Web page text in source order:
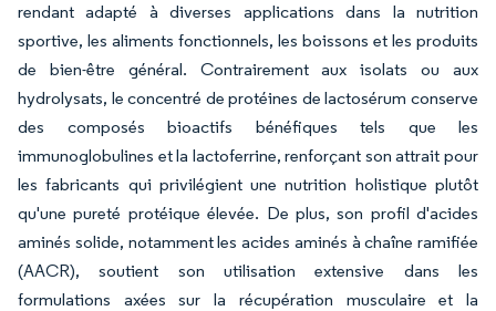
rendant adapté à diverses applications dans la nutrition
sportive, les aliments fonctionnels, les boissons et les produits
de bien-être général. Contrairement aux isolats ou aux
hydrolysats, le concentré de protéines de lactosérum conserve
des composés bioactifs bénéfiques tels que les
immunoglobulines et la lactoferrine, renforçant son attrait pour
les fabricants qui privilégient une nutrition holistique plutôt
qu'une pureté protéique élevée. De plus, son profil d'acides
aminés solide, notamment les acides aminés à chaîne ramifiée
(AACR), soutient son utilisation extensive dans les
formulations axées sur la récupération musculaire et la